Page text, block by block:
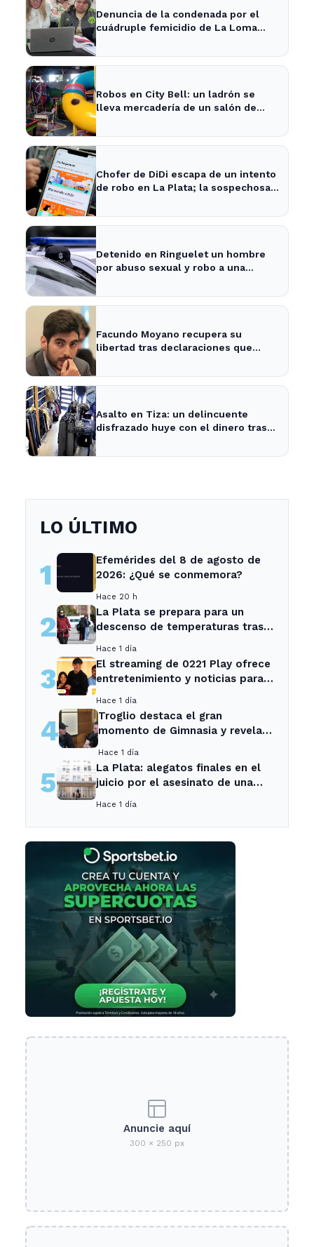
Denuncia de la condenada por el
cuádruple femicidio de La Loma
Robos en City Bell: un ladrón se
lleva mercadería de un salón de
Chofer de DiDi escapa de un intento
de robo en La Plata; la sospechosa
Detenido en Ringuelet un hombre
por abuso sexual y robo a una
Facundo Moyano recupera su
libertad tras declaraciones que
Asalto en Tiza: un delincuente
disfrazado huye con el dinero tras
LO ÚLTIMO
1
Efemérides del 8 de agosto de
2026: ¿Qué se conmemora?
Hace 20 h
2
La Plata se prepara para un
descenso de temperaturas tras
Hace 1 día
3
El streaming de 0221 Play ofrece
entretenimiento y noticias para
Ensenada.
Hace 1 día
4
Troglio destaca el gran
momento de Gimnasia y revela
Hace 1 día
5
La Plata: alegatos finales en el
juicio por el asesinato de una
Hace 1 día
Anuncie aquí
300 × 250 px